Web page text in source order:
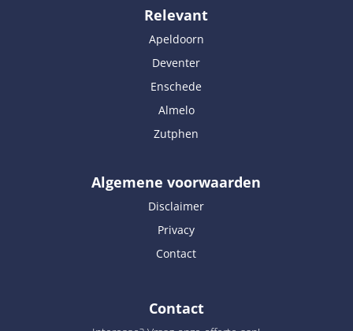
Relevant
Apeldoorn
Deventer
Enschede
Almelo
Zutphen
Algemene voorwaarden
Disclaimer
Privacy
Contact
Contact